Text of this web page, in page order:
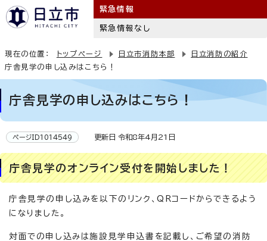
緊急情報
緊急情報なし
現在の位置： トップページ 日立市消防本部
日立消防の紹介
庁舎見学の申し込みはこちら！
庁舎見学の申し込みはこちら！
ページID1014549 更新日 令和8年4月21日
庁舎見学のオンライン受付を開始しました！
庁舎見学の申し込みを以下のリンク、QRコードからできるよう
になりました。
対面での申し込みは施設見学申込書を記載し、ご希望の消防